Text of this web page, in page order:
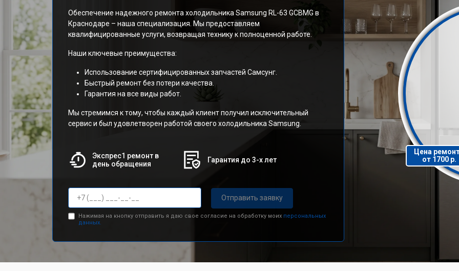
Обеспечение надежного ремонта холодильника Samsung RL-63 GCBMG в
Краснодаре – наша специализация. Мы предоставляем
квалифицированные услуги, возвращая технику к полноценной работе.
Наши ключевые преимущества:
Использование сертифицированных запчастей Самсунг.
Быстрый ремонт без потери качества.
Гарантия на все виды работ.
Мы стремимся к тому, чтобы каждый клиент получил исключительный
сервис и был удовлетворен работой своего холодильника Samsung.
Экспрес1 ремонт в
день обращения
Гарантия до 3-х лет
Отправить заявку
Нажимая на кнопку отправить я даю свое согласие на обработку моих персональных
данных.
Цена
от 1700 р.